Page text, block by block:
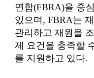
연합(FBRA)을 중
있으며, FBRA는
관리하고 재원을
제 요건을 충족할
를 지원하고 있다.